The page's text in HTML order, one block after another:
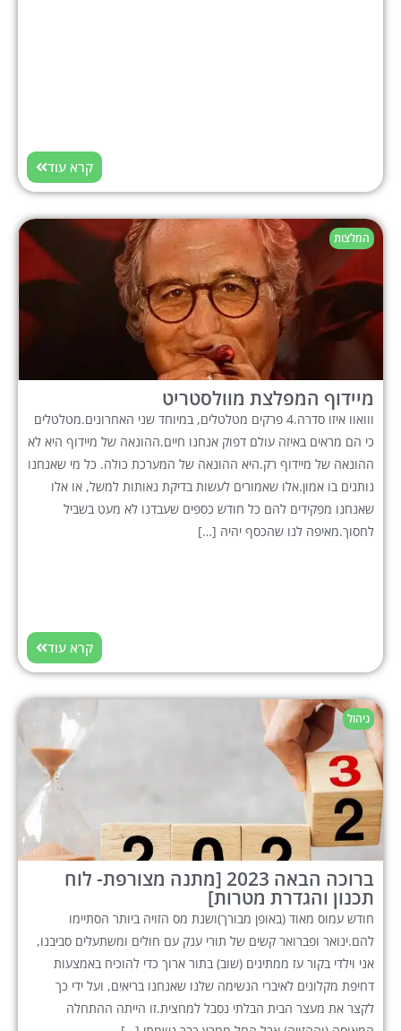
קרא עוד
המלצות
מיידוף המפלצת מוולסטריט
ווואוו איזו סדרה.4 פרקים מטלטלים, במיוחד שני האחרונים.מטלטלים
כי הם מראים באיזה עולם דפוק אנחנו חיים.ההונאה של מיידוף היא לא
ההונאה של מיידוף רק.היא ההונאה של המערכת כולה. כל מי שאנחנו
נותנים בו אמון.אלו שאמורים לעשות בדיקת נאותות למשל, או אלו
שאנחנו מפקידים להם כל חודש כספים שעבדנו לא מעט בשביל
לחסוך.מאיפה לנו שהכסף יהיה […]
קרא עוד
ניהול
ברוכה הבאה 2023 [מתנה מצורפת- לוח
תכנון והגדרת מטרות]
חודש עמוס מאוד (באופן מבורך)ושנת מס הזויה ביותר הסתיימו
להם.ינואר ופברואר קשים של תורי ענק עם חולים ומשתעלים סביבנו,
אני וילדי בקור עז ממתינים (שוב) בתור ארוך כדי להוכיח באמצעות
דחיפת מקלונים לאיברי הנשימה שלנו שאנחנו בריאים, ועל ידי כך
לקצר את מעצר הבית הבלתי נסבל למחצית.זו הייתה ההתחלה